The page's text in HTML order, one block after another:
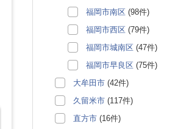
福岡市南区 (98件)
福岡市西区 (79件)
福岡市城南区 (47件)
福岡市早良区 (75件)
大牟田市 (42件)
久留米市 (117件)
直方市 (16件)